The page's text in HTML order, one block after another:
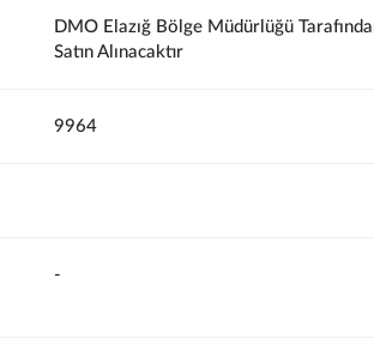
DMO Elazığ Bölge Müdürlüğü
Satın Alınacaktır
9964
-